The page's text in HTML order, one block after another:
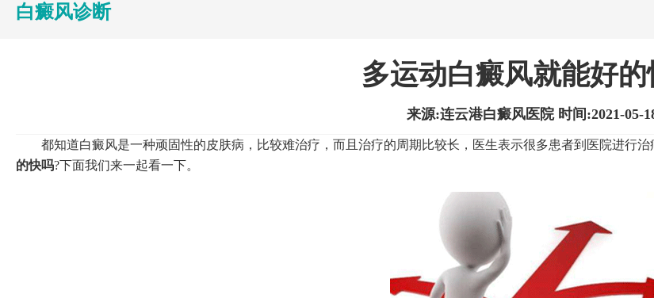
白癜风诊断
多运动白癜风就能好的
来源:连云港白癜风医院 时间:2021-05-
都知道白癜风是一种顽固性的皮肤病，比较难治疗，而且治疗的周期比较长，医生表示很多患者到医院进行治
的快吗?下面我们来一起看一下。